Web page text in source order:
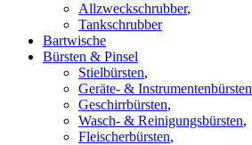
Allzweckschrubber,
Tankschrubber
Bartwische
Bürsten & Pinsel
Stielbürsten,
Geräte- & Instrumentenbürsten
Geschirrbürsten,
Wasch- & Reinigungsbürsten,
Fleischerbürsten,